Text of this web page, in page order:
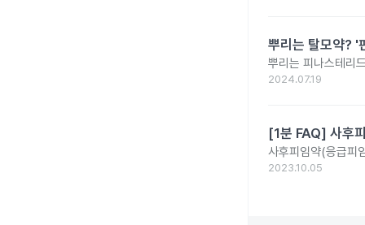
뿌리는 탈모약? '
뿌리는 피나스테리
2024.07.19
[1분 FAQ] 사후
사후피임약(응급피
2023.10.05